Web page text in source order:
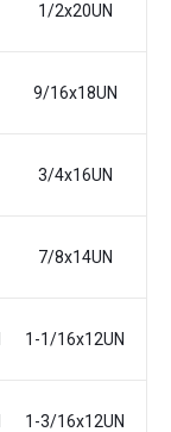
1/2x20UN
9/16x18UN
3/4x16UN
7/8x14UN
1-1/16x12UN
1-3/16x12UN